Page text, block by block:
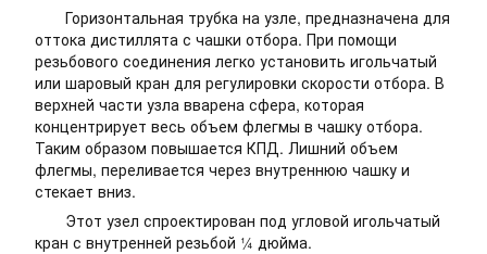
Горизонтальная трубка на узле, предназначена для
оттока дистиллята с чашки отбора. При помощи
резьбового соединения легко установить игольчатый
или шаровый кран для регулировки скорости отбора. В
верхней части узла вварена сфера, которая
концентрирует весь объем флегмы в чашку отбора.
Таким образом повышается КПД. Лишний объем
флегмы, переливается через внутреннюю чашку и
стекает вниз.
Этот узел спроектирован под угловой игольчатый
кран с внутренней резьбой ¼ дюйма.